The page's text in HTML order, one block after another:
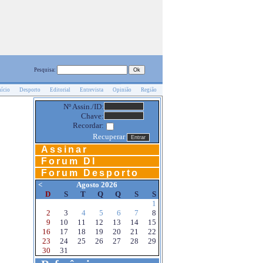
Pesquisa:
Desporto Editorial Entrevista Opinião Região
Nº Assin./ID:
Chave:
Recordar:
Recuperar
Assinar
Forum DI
Forum Desporto
<
Agosto 2026
D
S T Q Q S
S
1
2
3 4 5 6 7
8
9
10 11 12 13 14
15
16
17 18 19 20 21
22
23
24 25 26 27 28
29
30
31